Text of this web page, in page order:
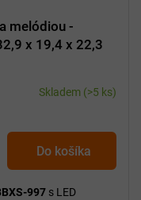
melódiou -
x 19,4 x 22,3
Skladem (>5 ks)
Do košíka
997 s LED